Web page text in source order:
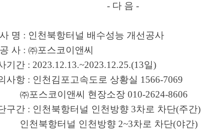
- 다 음 -
명 : 인천북항터널 배수성능 개선공사
사 : ㈜포스코이앤씨
기간 : 2023.12.13.~2023.12.25.(13일)
사항 : 인천김포고속도로 상황실 1566-7069
포스코이앤씨 현장소장 010-2624-8606
구간 : 인천북항터널 인천방향 3차로 차단(주간)
북항터널 인천방향 2~3차로 차단(야간)